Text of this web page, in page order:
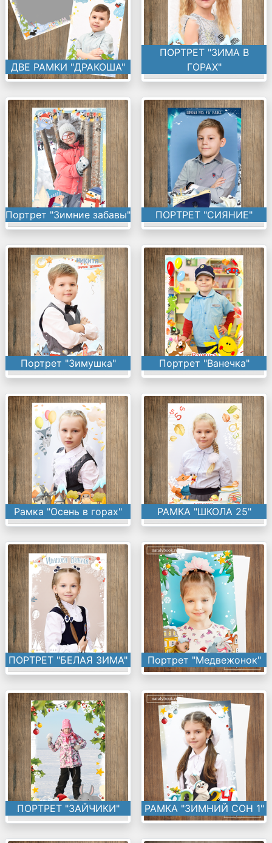
ДВЕ РАМКИ "ДРАКОША"
ПОРТРЕТ "ЗИМА В
ГОРАХ"
Портрет "Зимние забавы" ПОРТРЕТ "СИЯНИЕ"
Портрет "Зимушка" Портрет "Ванечка"
Рамка "Осень в горах" РАМКА "ШКОЛА 25"
ПОРТРЕТ "БЕЛАЯ ЗИМА" Портрет "Медвежонок"
ПОРТРЕТ "ЗАЙЧИКИ" РАМКА "ЗИМНИЙ СОН 1"